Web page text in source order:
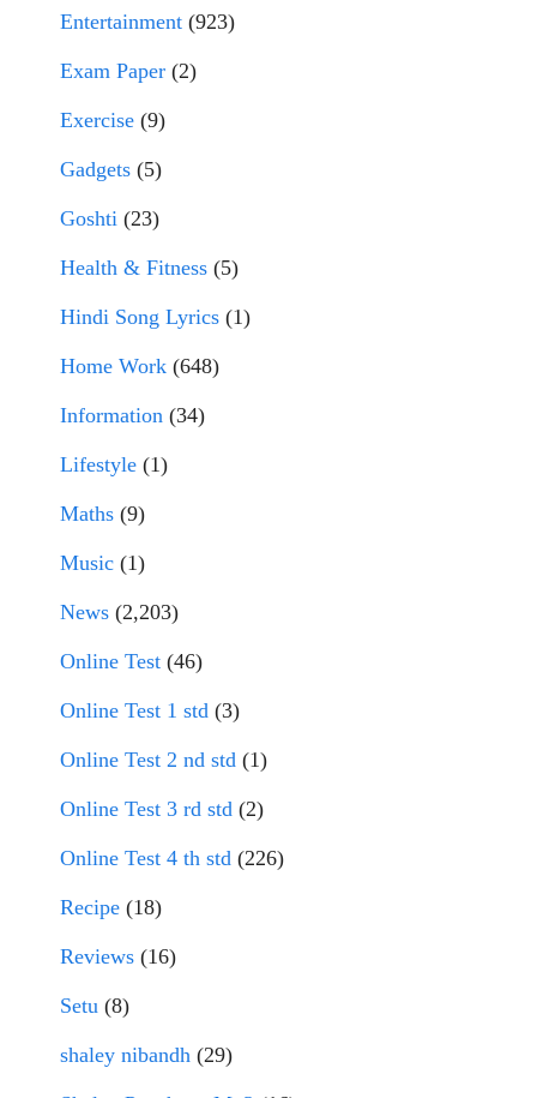
Entertainment (923)
Exam Paper (2)
Exercise (9)
Gadgets (5)
Goshti (23)
Health & Fitness (5)
Hindi Song Lyrics (1)
Home Work (648)
Information (34)
Lifestyle (1)
Maths (9)
Music (1)
News (2,203)
Online Test (46)
Online Test 1 std (3)
Online Test 2 nd std (1)
Online Test 3 rd std (2)
Online Test 4 th std (226)
Recipe (18)
Reviews (16)
Setu (8)
shaley nibandh (29)